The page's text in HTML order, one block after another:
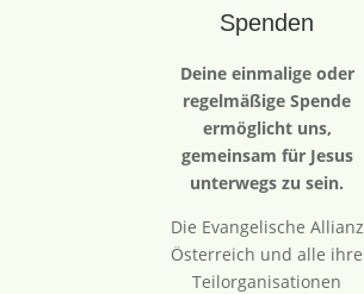
Spenden
Deine einmalige oder
regelmäßige Spende
ermöglicht uns,
gemeinsam für Jesus
unterwegs zu sein.
Die Evangelische Allianz
Österreich und alle ihre
Teilorganisationen